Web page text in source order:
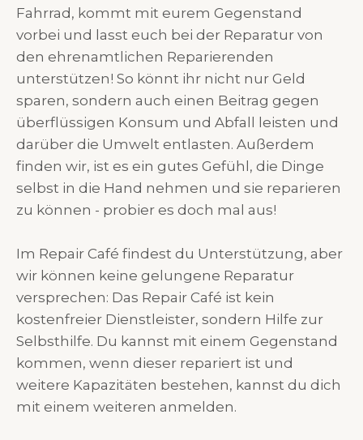
Fahrrad, kommt mit eurem Gegenstand
vorbei und lasst euch bei der Reparatur von
den ehrenamtlichen Reparierenden
unterstützen! So könnt ihr nicht nur Geld
sparen, sondern auch einen Beitrag gegen
überflüssigen Konsum und Abfall leisten und
darüber die Umwelt entlasten. Außerdem
finden wir, ist es ein gutes Gefühl, die Dinge
selbst in die Hand nehmen und sie reparieren
zu können - probier es doch mal aus!
Im Repair Café findest du Unterstützung, aber
wir können keine gelungene Reparatur
versprechen: Das Repair Café ist kein
kostenfreier Dienstleister, sondern Hilfe zur
Selbsthilfe. Du kannst mit einem Gegenstand
kommen, wenn dieser repariert ist und
weitere Kapazitäten bestehen, kannst du dich
mit einem weiteren anmelden.